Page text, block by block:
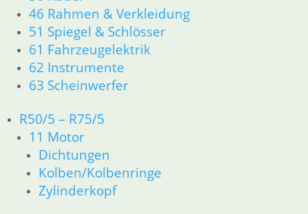
46 Rahmen & Verkleidung
51 Spiegel & Schlösser
61 Fahrzeugelektrik
62 Instrumente
63 Scheinwerfer
R50/5 – R75/5
11 Motor
Dichtungen
Kolben/Kolbenringe
Zylinderkopf
33 Antrieb
34 Bremsen
36 Räder
46 Rahmen & Verkleidung R26 R27
51 Spiegel & Schlösser
61 Fahrzeugelektrik
63 Scheinwerfer
R50 R69/S
11 Motor
Dichtungen
Zylinderkopf
12 Motorelektrik